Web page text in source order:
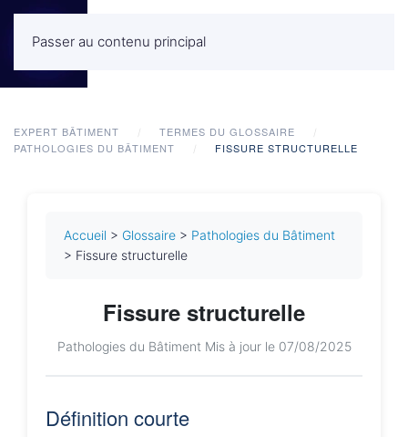
Passer au contenu principalMENU
EXPERT BÂTIMENT
TERMES DU GLOSSAIRE
PATHOLOGIES DU BÂTIMENT
FISSURE STRUCTURELLE
Accueil > Glossaire > Pathologies du Bâtiment
> Fissure structurelle
Fissure structurelle
Pathologies du Bâtiment Mis à jour le 07/08/2025
Définition courte